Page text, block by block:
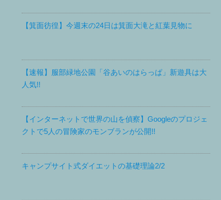
【箕面彷徨】今週末の24日は箕面大滝と紅葉見物に
【速報】服部緑地公園「谷あいのはらっぱ」新遊具は大
人気!!
【インターネットで世界の山を偵察】Googleのプロジェ
クトで5人の冒険家のモンブランが公開!!
キャンプサイト式ダイエットの基礎理論2/2